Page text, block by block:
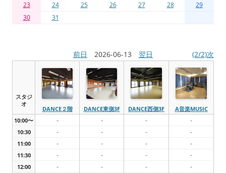
23
24 25 26 27 28
29
30
31
前日 2026-06-13 翌日 (2/2)次
スタジ
オ
DANCE２階 DANCE東側3F DANCE西側3F
A音楽MUSIC
10:00〜
- - - -
10:30 - - - -
11:00 - - - -
11:30 - - - -
12:00 - - - -